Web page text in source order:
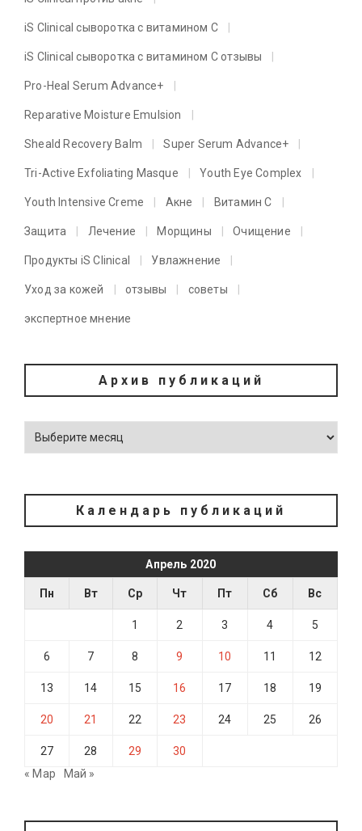
iS Clinical сыворотка с витамином C
iS Clinical сыворотка с витамином C отзывы
Pro-Heal Serum Advance+
Reparative Moisture Emulsion
Sheald Recovery Balm Super Serum Advance+
Tri-Active Exfoliating Masque Youth Eye Complex
Youth Intensive Creme Акне Витамин C
Защита Лечение Морщины Очищение
Продукты iS Clinical Увлажнение
Уход за кожей отзывы советы
экспертное мнение
Архив публикаций
Календарь публикаций
Апрель 2020
Пн Вт Ср Чт Пт Сб Вс
1 2 3 4 5
6 7 8 9 10 11 12
13 14 15 16 17 18 19
20 21 22 23 24 25 26
27 28 29
30
« Мар
Май »